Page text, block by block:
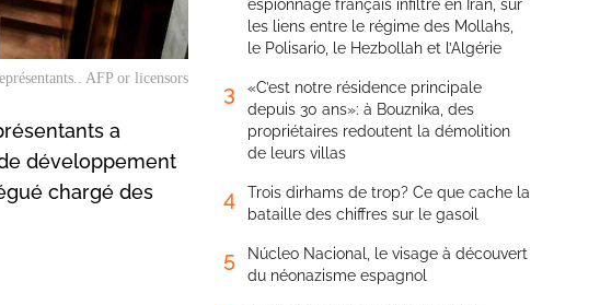
AFP or licensors
a
développement
chargé des
espionnage français infiltré en Iran, sur
les liens entre le régime des Mollahs,
le Polisario, le Hezbollah et l’Algérie
3
«C’est notre résidence principale
depuis 30 ans»: à Bouznika, des
propriétaires redoutent la démolition
de leurs villas
4
Trois dirhams de trop? Ce que cache la
bataille des chiffres sur le gasoil
5
Núcleo Nacional, le visage à découvert
du néonazisme espagnol